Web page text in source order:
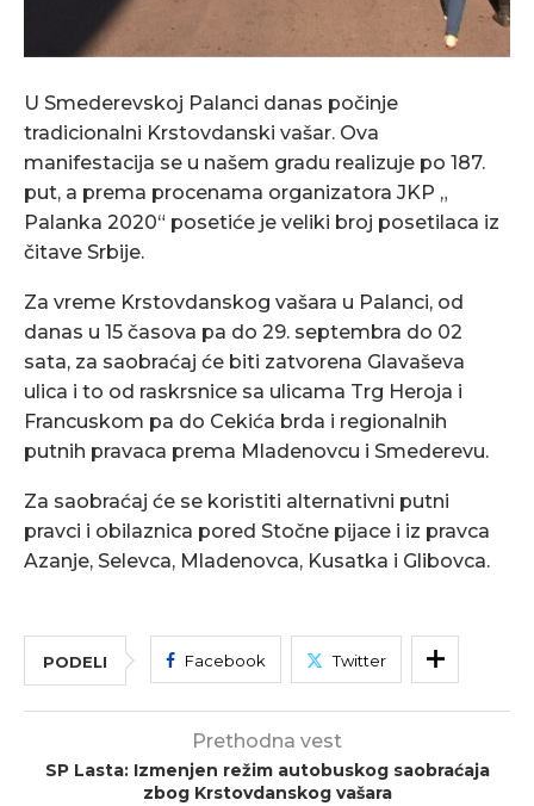
U Smederevskoj Palanci danas počinje
tradicionalni Krstovdanski vašar. Ova
manifestacija se u našem gradu realizuje po 187.
put, a prema procenama organizatora JKP „
Palanka 2020“ posetiće je veliki broj posetilaca iz
čitave Srbije.
Za vreme Krstovdanskog vašara u Palanci, od
danas u 15 časova pa do 29. septembra do 02
sata, za saobraćaj će biti zatvorena Glavaševa
ulica i to od raskrsnice sa ulicama Trg Heroja i
Francuskom pa do Cekića brda i regionalnih
putnih pravaca prema Mladenovcu i Smederevu.
Za saobraćaj će se koristiti alternativni putni
pravci i obilaznica pored Stočne pijace i iz pravca
Azanje, Selevca, Mladenovca, Kusatka i Glibovca.
PODELI Facebook Twitter
Prethodna vest
SP Lasta: Izmenjen režim autobuskog saobraćaja
zbog Krstovdanskog vašara